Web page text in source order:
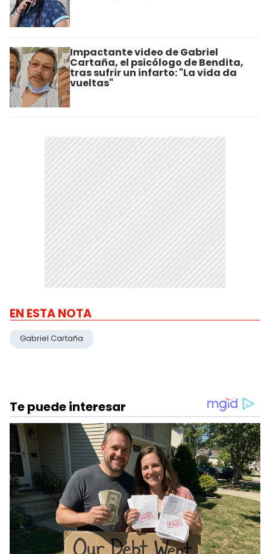
Impactante video de Gabriel
Cartaña, el psicólogo de Bendita,
tras sufrir un infarto: "La vida da
vueltas"
EN ESTA NOTA
Gabriel Cartaña